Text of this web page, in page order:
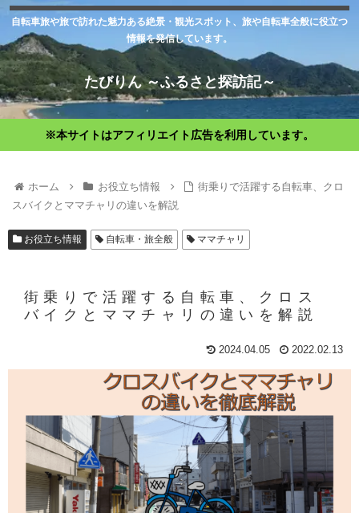
自転車旅や旅で訪れた魅力ある絶景・観光スポット、旅や自転車全般に役立つ
情報を発信しています。
たびりん ～ふるさと探訪記～
※本サイトはアフィリエイト広告を利用しています。
ホーム お役立ち情報
街乗りで活躍する自転車、クロ
スバイクとママチャリの違いを解説
お役立ち情報 自転車・旅全般 ママチャリ
街乗りで活躍する自転車、クロス
バイクとママチャリの違いを解説
2024.04.05 2022.02.13